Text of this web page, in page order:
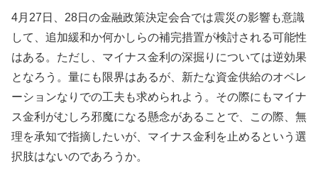
4月27日、28日の金融政策決定会合では震災の影響も意識
して、追加緩和か何かしらの補完措置が検討される可能性
はある。ただし、マイナス金利の深掘りについては逆効果
となろう。量にも限界はあるが、新たな資金供給のオペレ
ーションなりでの工夫も求められよう。その際にもマイナ
ス金利がむしろ邪魔になる懸念があることで、この際、無
理を承知で指摘したいが、マイナス金利を止めるという選
択肢はないのであろうか。